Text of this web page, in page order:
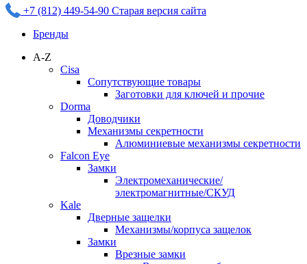
+7 (812) 449-54-90 Старая версия сайта
Бренды
A-Z
Cisa
Сопутствующие товары
Заготовки для ключей и прочие
Dorma
Доводчики
Механизмы секретности
Алюминиевые механизмы секретности
Falcon Eye
Замки
Электромеханические/
электромагнитные/СКУД
Kale
Дверные защелки
Механизмы/корпуса защелок
Замки
Врезные замки